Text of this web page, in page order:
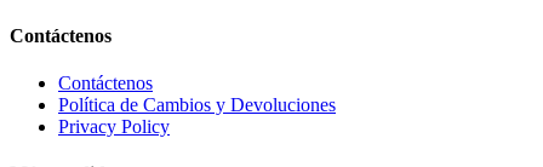
Contáctenos
Contáctenos
Política de Cambios y Devoluciones
Privacy Policy